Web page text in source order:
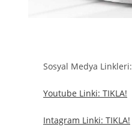
Sosyal Medya Linkleri:
Youtube Linki: TIKLA!
Intagram Linki: TIKLA!